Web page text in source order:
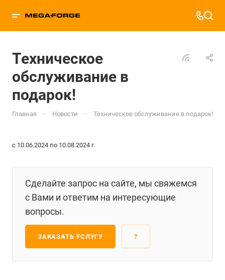
Техническое
обслуживание в
подарок!
Главная — Новости — Техническое обслуживание в подарок!
с 10.06.2024 по 10.08.2024 г.
Сделайте запрос на сайте, мы свяжемся
с Вами и ответим на интересующие
вопросы.
ЗАКАЗАТЬ УСЛУГУ ?